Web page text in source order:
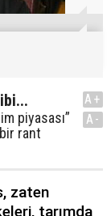
piyasası”
rant
A+
A-
zaten
tarımda